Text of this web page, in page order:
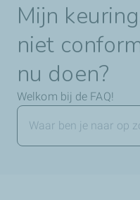
Mijn
niet
nu doen?
Welkom bij de FAQ!